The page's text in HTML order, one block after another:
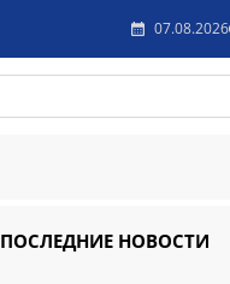
07.08.2026
ПОСЛЕДНИЕ НОВОСТИ